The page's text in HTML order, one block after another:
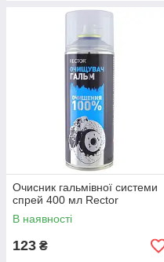
Очисник гальмівної системи
спрей 400 мл Rector
В наявності
123 ₴